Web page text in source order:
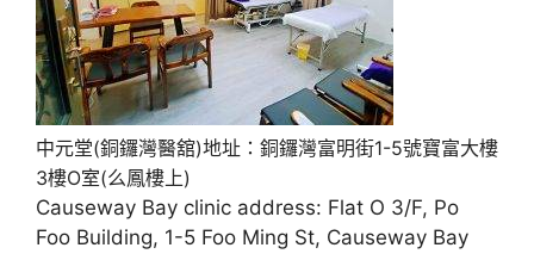
中元堂(銅鑼灣醫舘)地址：銅鑼灣富明街1-5號寶富大樓
3樓O室(么鳳樓上)
Causeway Bay clinic address: Flat O 3/F, Po
Foo Building, 1-5 Foo Ming St, Causeway Bay